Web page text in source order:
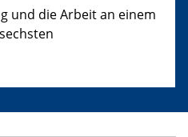
und die Arbeit an einem